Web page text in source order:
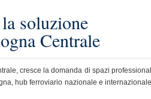
soluzione
Centrale
cresce la domanda di spazi
hub ferroviario nazionale e